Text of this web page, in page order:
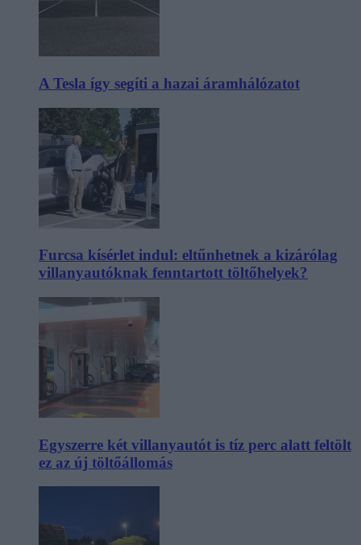
A Tesla így segíti a hazai áramhálózatot
Furcsa kísérlet indul: eltűnhetnek a kizárólag
villanyautóknak fenntartott töltőhelyek?
Egyszerre két villanyautót is tíz perc alatt feltölt
ez az új töltőállomás